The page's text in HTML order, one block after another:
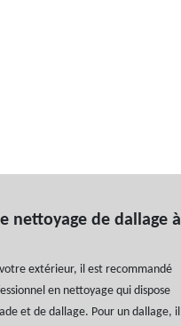
nettoyage de dallage à
extérieur, il est recommandé
en nettoyage qui dispose
et de dallage. Pour un dallage, il